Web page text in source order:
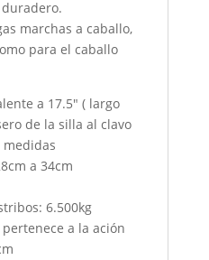
marchas a caballo,
para el caballo
a 17.5″ ( largo
de la silla al clavo
a 34cm
6.500kg
a la ación